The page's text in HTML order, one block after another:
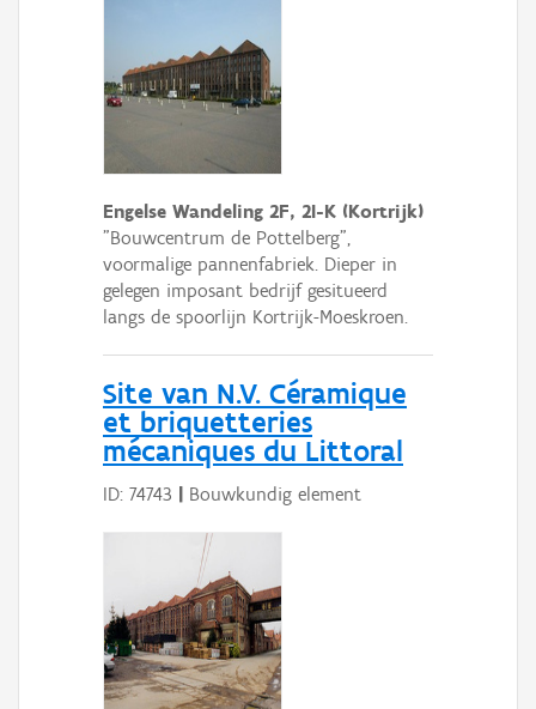
Engelse Wandeling 2F, 2I-K (Kortrijk)
"Bouwcentrum de Pottelberg",
voormalige pannenfabriek. Dieper in
gelegen imposant bedrijf gesitueerd
langs de spoorlijn Kortrijk-Moeskroen.
Site van N.V. Céramique
et briquetteries
mécaniques du Littoral
ID: 74743 | Bouwkundig element